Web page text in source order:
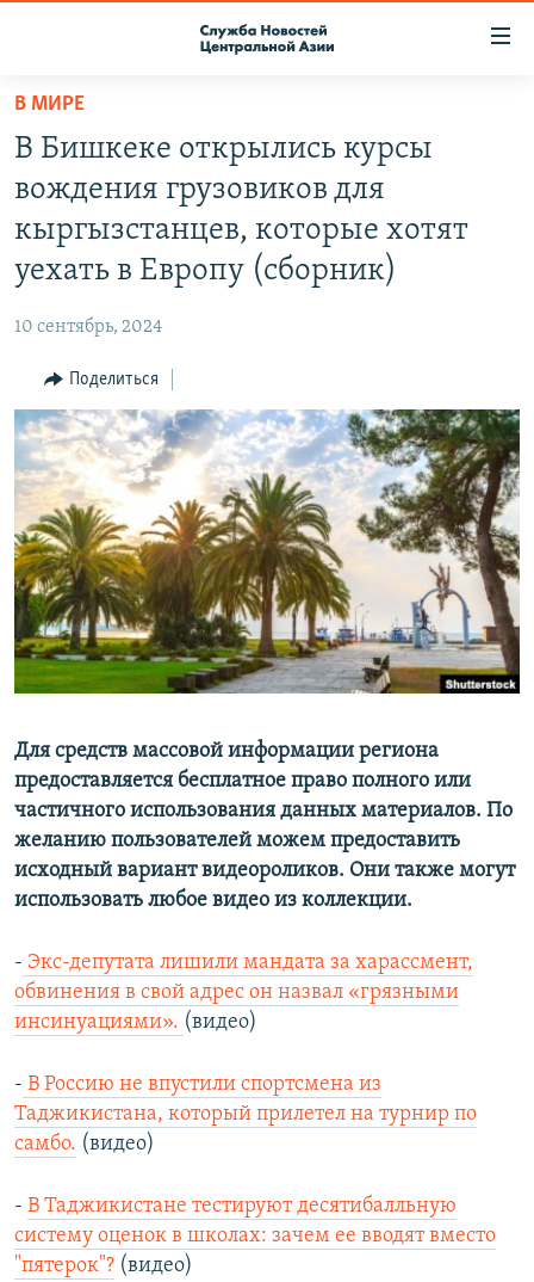
Вернуться
основному
содержанию
главной
Вернутся
поиску
RFE/RL ДИРЕКТ
МИГРАНТ МЕДИА
В МИРЕ
В Бишкеке открылись курсы
вождения грузовиков для
кыргызстанцев, которые хотят
уехать в Европу (сборник)
10 сентябрь, 2024
Поделиться
Для средств массовой информации региона
предоставляется бесплатное право полного или
частичного использования данных материалов. По
желанию пользователей можем предоставить
исходный вариант видеороликов. Они также могут
использовать любое видео из коллекции.
- Экс-депутата лишили мандата за харассмент,
обвинения в свой адрес он назвал «грязными
инсинуациями». (видео)
- В Россию не впустили спортсмена из
Таджикистана, который прилетел на турнир по
самбо. (видео)
- В Таджикистане тестируют десятибалльную
систему оценок в школах: зачем ее вводят вместо
"пятерок"? (видео)